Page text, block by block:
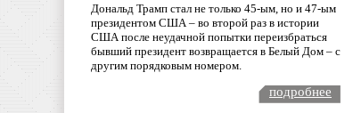
Дональд Трамп стал не только 45-ым, но и 47-ым
президентом США – во второй раз в истории
США после неудачной попытки переизбраться
бывший президент возвращается в Белый Дом – с
другим порядковым номером.
подробнее